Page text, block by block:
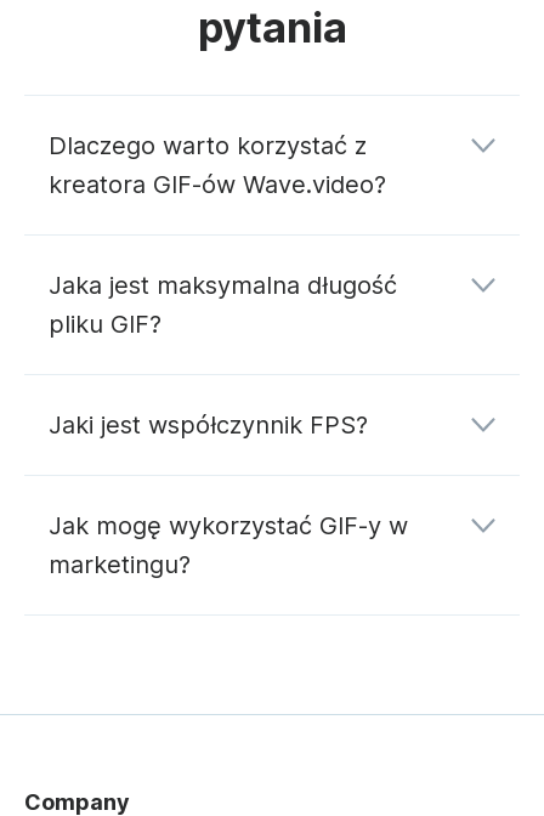
pytania
Dlaczego warto korzystać z
kreatora GIF-ów Wave.video?
Jaka jest maksymalna długość
pliku GIF?
Jaki jest współczynnik FPS?
Jak mogę wykorzystać GIF-y w
marketingu?
Company